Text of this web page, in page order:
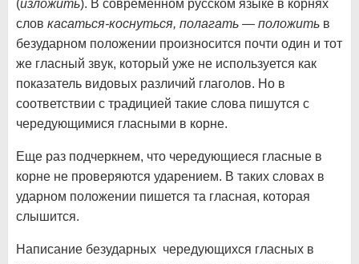
(изложить). В современном русском языке в корнях
слов касаться-коснуться, полагать — положить в
безударном положении произносится почти один и тот
же гласный звук, который уже не используется как
показатель видовых различий глаголов. Но в
соответствии с традицией такие слова пишутся с
чередующимися гласными в корне.
Еще раз подчеркнем, что чередующиеся гласные в
корне не проверяются ударением. В таких словах в
ударном положении пишется та гласная, которая
слышится.
Написание безударных чередующихся гласных в